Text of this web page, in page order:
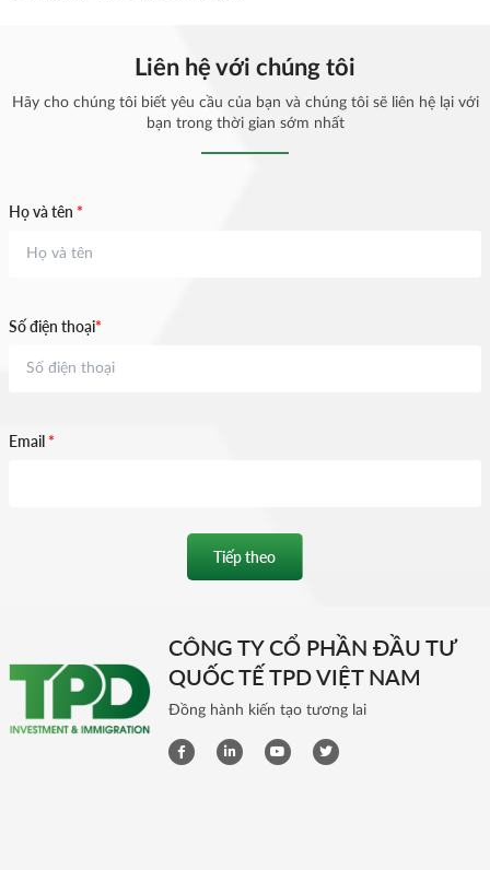
Liên hệ với chúng tôi
Hãy cho chúng tôi biết yêu cầu của bạn và chúng tôi sẽ liên hệ lại với
bạn trong thời gian sớm nhất
Họ và tên *
Số điện thoại*
Email *
Tiếp theo
CÔNG TY CỔ PHẦN ĐẦU TƯ
QUỐC TẾ TPD VIỆT NAM
Đồng hành kiến tạo tương lai